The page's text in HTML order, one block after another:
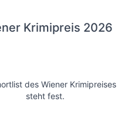
Krimipreis 2026
des Wiener Krimipreises
steht fest.